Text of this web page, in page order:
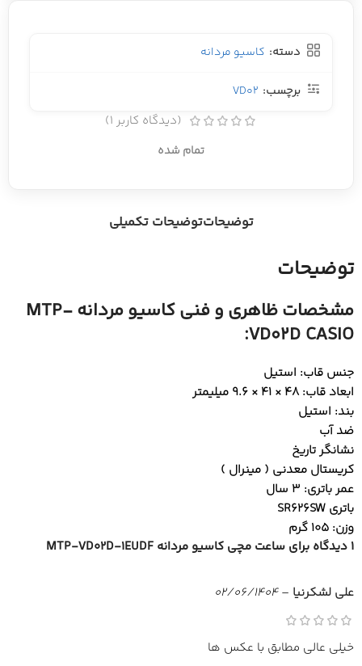
دسته: کاسیو مردانه
برچسب: VD02
(دیدگاه کاربر 1
)
تمام شده
توضیحاتتوضیحات تکمیلی
توضیحات
مشخصات ظاهری و فنی کاسیو مردانه MTP-
VD02D CASIO:
جنس قاب: استیل
ابعاد قاب: 48 × 41 × 9.6 میلیمتر
بند: استیل
ضد آب
نشانگر تاریخ
کریستال معدنی ( مینرال )
عمر باتری: 3 سال
باتری SR626SW
وزن: 105 گرم
1 دیدگاه برای
ساعت مچی کاسیو مردانه MTP-VD02D-1EUDF
علی لشکرنیا –
02/06/1404
خیلی عالی مطابق با عکس ها